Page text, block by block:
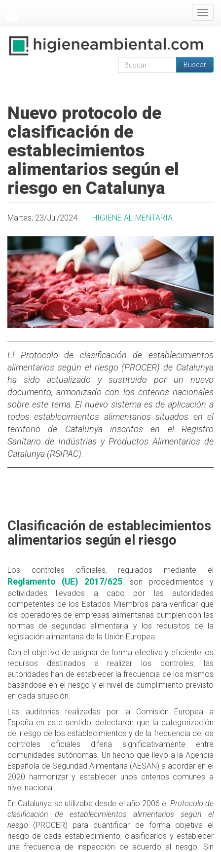
Formulario de
Buscar
Nuevo protocolo de
clasificación de
establecimientos
alimentarios según el
riesgo en Catalunya
Martes, 23/Jul/2024 HIGIENE ALIMENTARIA
El Protocolo de clasificación de establecimientos
alimentarios según el riesgo (PROCER) de Catalunya
ha sido actualizado y sustituido por un nuevo
documento, armonizado con los criterios nacionales
sobre este tema. El nuevo sistema es de aplicación a
todos establecimientos alimentarios situados en el
territorio de Catalunya inscritos en el Registro
Sanitario de Indústrias y Productos Alimentarios de
Catalunya (RSIPAC).
Clasificación de establecimientos
alimentarios según el riesgo
Los controles oficiales, regulados mediante el
Reglamento (UE) 2017/625, son procedimientos y
actividades llevados a cabo por las autoridades
competentes de los Estados Miembros para verificar que
los operadores de empresas alimentarias cumplen con las
normas de seguridad alimentaria y los requisitos de la
legislación alimentaria de la Unión Europea.
Con el objetivo de asignar de forma efectiva y eficiente los
recursos destinados a realizar los controles, las
autoridades han de establecer la frecuencia de los mismos
basándose en el riesgo y el nivel de cumplimiento previsto
en cada situación.
Las auditorias realizadas por la Comisión Europea a
España en este sentido, detectaron que la categorización
del riesgo de los establecimientos y de la frecuencia de los
controles oficiales diferia significativamente entre
comunidades autónomas. Un hecho que llevó a la Agencia
Española de Seguridad Alimentaria (AESAN) a acordar en el
2020 harmonizar y establecer unos criterios comunes a
nivel nacional.
En Catalunya se utilizaba desde el año 2006 el Protocolo de
clasificación de establecimientos alimentarios según el
riesgo (PROCER) para cuantificar de forma objetiva el
riesgo de cada establecimiento, clasificarlos y establecer
una frecuencia de inspección de acuerdo al riesgo. Sin